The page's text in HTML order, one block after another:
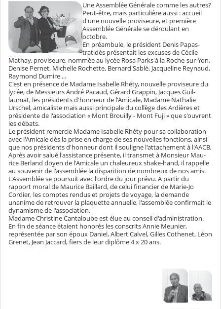
Une Assemblée Générale comme les autres?
Peut-être, mais particulière aussi : accueil
d'une nouvelle proviseure, et première
Assemblée Générale se déroulant en
octobre.
En préambule, le président Denis Papas­
tratidès présentait les excuses de Cécile
Mathay, proviseure, nommée au lycée Rosa Parks à la Roche-sur-Yon,
Denise Pernet, Michelle Rochette, Bernard Sablé, Jacqueline Reynaud,
Raymond Dumire ...
C'est en présence de Madame Isabelle Rhéty, nouvelle proviseure du
lycée, de Messieurs André Pacaud, Gérard Grappin, Jacques Guil­
laumat, les présidents d'honneur de l'Amicale, Madame Nathalie
Urschel, amicaliste mais aussi principale du collège des Ardières et
présidente de l'association « Mont Brouilly - Mont Fuji » que s'ouvrent
les débats.
Le président remercie Madame Isabelle Rhéty pour sa collaboration
avec l'Amicale dès la prise en charge de ses nouvelles fonctions, ainsi
que nos présidents d'honneur dont il sou­ligne l'attachement à l'AACB.
Après avoir salué l'assistance présente, il transmet à Monsieur Mau­
rice Berland doyen de l'Amicale un chaleureux shake-hand, il rappelle
au souvenir de l'assem­blée la disparition de nombreux de nos amis.
L'Assemblée se poursuit avec l'ordre du jour prévu. A partir du
rapport moral de Maurice Baillard, de celui financier de Marie-Jo
Cordier, les comptes rendus et projets de voyage, la demande
unanime de retrouver la plaquette annuelle, l'assemblée confirmait le
dynamisme de l'association.
Madame Christine Cantaloube est élue au conseil d'administration.
En fin de séance étaient honorés les conscrits Annie Meunier,
représentée par son époux Daniel, Albert Calvel, Gilles Cothenet, Léon
Grenet, Jean Jaccard, fiers de leur diplôme 4 x 20 ans.